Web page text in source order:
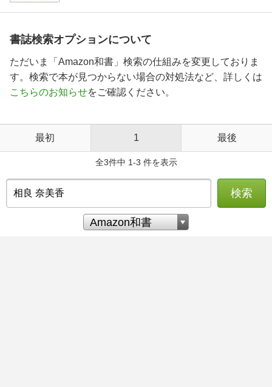
書誌検索オプションについて
ただいま「Amazon和書」検索の仕組みを変更しておりま
す。検索で本が見つからない場合の対処法など、詳しくは
こちらのお知らせをご確認ください。
最初 1 最後
全3件中 1-3 件を表示
検索